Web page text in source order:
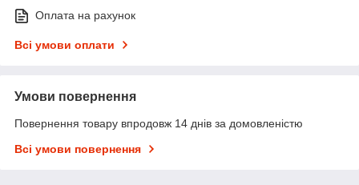
Оплата на рахунок
Всі умови оплати
Умови повернення
Повернення товару впродовж 14 днів за домовленістю
Всі умови повернення